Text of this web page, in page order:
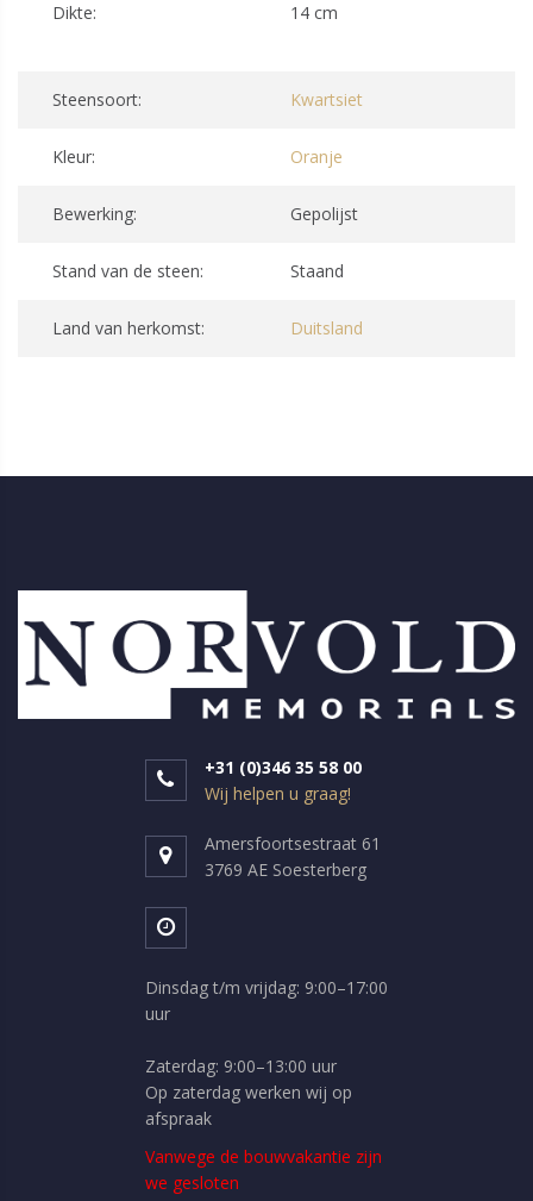
Dikte: 14 cm
Steensoort: Kwartsiet
Kleur: Oranje
Bewerking: Gepolijst
Stand van de steen: Staand
Land van herkomst: Duitsland
+31 (0)346 35 58 00
Wij helpen u graag!
Amersfoortsestraat 61
3769 AE Soesterberg
Dinsdag t/m vrijdag: 9:00–17:00
uur
Zaterdag: 9:00–13:00 uur
Op zaterdag werken wij op
afspraak
Vanwege de bouwvakantie zijn
we gesloten